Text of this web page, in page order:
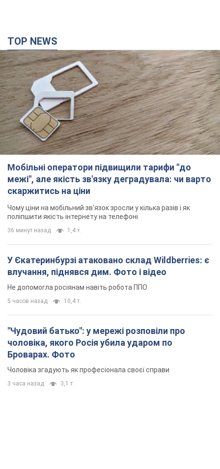
TOP NEWS
Мобільні оператори підвищили тарифи "до
межі", але якість зв'язку деградувала: чи варто
скаржитись на ціни
Чому ціни на мобільний зв'язок зросли у кілька разів і як
поліпшити якість інтернету на телефоні
36 минут назад 1,4 т.
У Єкатеринбурзі атаковано склад Wildberries: є
влучання, піднявся дим. Фото і відео
Не допомогла росіянам навіть робота ППО
5 часов назад 10,4 т.
"Чудовий батько": у мережі розповіли про
чоловіка, якого Росія убила ударом по
Броварах. Фото
Чоловіка згадують як професіонала своєї справи
3 часа назад 3,1 т.